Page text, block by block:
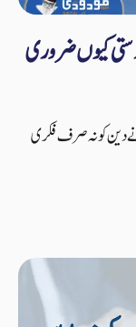
کیوں ضروری
دین کو نہ صرف فکری